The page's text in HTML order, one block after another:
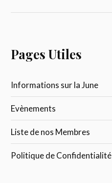
Pages Utiles
Informations sur la June
Evènements
Liste de nos Membres
Politique de Confidentialité